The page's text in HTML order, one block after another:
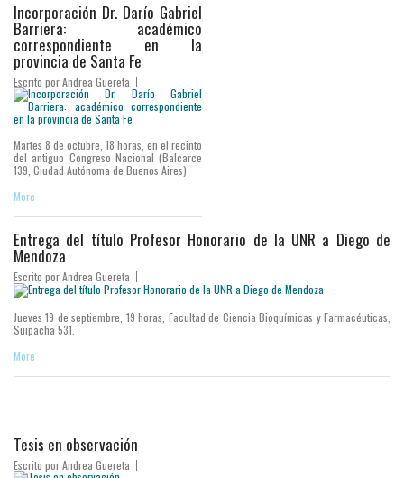
Incorporación Dr. Darío Gabriel
Barriera: académico
correspondiente en la
provincia de Santa Fe
Escrito porAndrea Guereta
Martes 8 de octubre, 18 horas, en el recinto
del antiguo Congreso Nacional (Balcarce
139, Ciudad Autónoma de Buenos Aires)
More
Entrega del título Profesor Honorario de la UNR a Diego de
Mendoza
Escrito porAndrea Guereta
Jueves 19 de septiembre, 19 horas, Facultad de Ciencia Bioquímicas y Farmacéuticas,
Suipacha 531.
More
Tesis en observación
Escrito porAndrea Guereta